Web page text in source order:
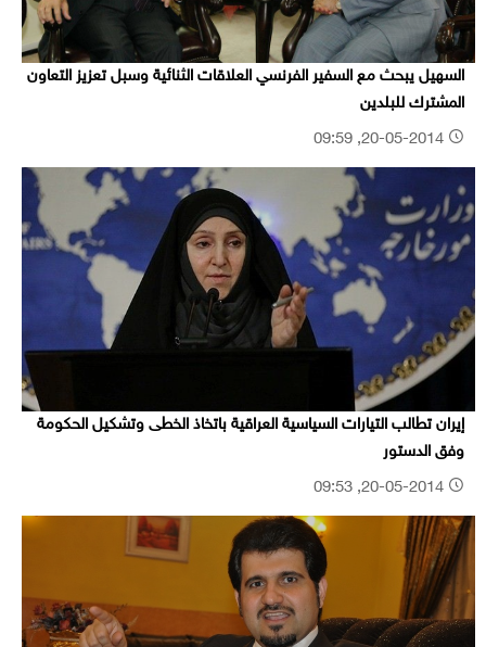
السهيل يبحث مع السفير الفرنسي العلاقات الثنائية وسبل تعزيز التعاون
المشترك للبلدين
إيران تطالب التيارات السياسية العراقية باتخاذ الخطى وتشكيل الحكومة
وفق الدستور